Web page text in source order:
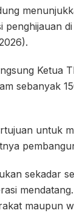
penghijauan
Ketua
sebanyak
untuk
sekadar
maupun